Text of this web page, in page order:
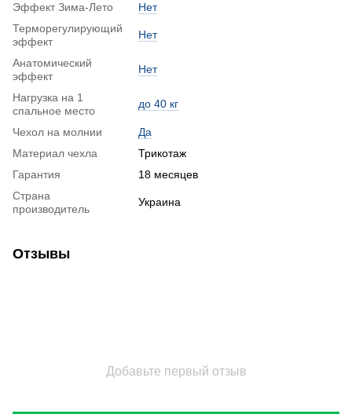
Эффект Зима-Лето
Нет
Терморегулирующий
эффект
Нет
Анатомический
эффект
Нет
Нагрузка на 1
спальное место
до 40 кг
Чехол на молнии
Да
Материал чехла
Трикотаж
Гарантия
18 месяцев
Страна
производитель
Украина
Отзывы
Добавьте первый отзыв